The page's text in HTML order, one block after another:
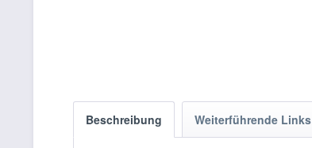
Beschreibung Weiterführende Links